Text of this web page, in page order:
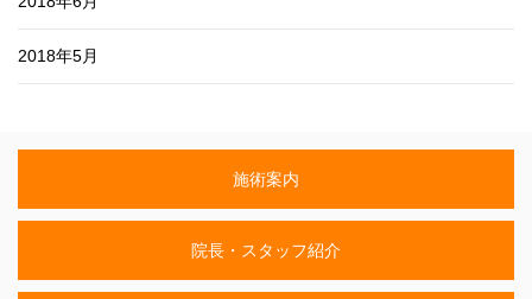
2018年5月
施術案内
院長・スタッフ紹介